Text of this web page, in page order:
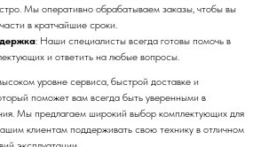
Мы оперативно обрабатываем заказы, чтобы вы
в кратчайшие сроки.
: Наши специалисты всегда готовы помочь в
и ответить на любые вопросы.
уровне сервиса, быстрой доставке и
поможет вам всегда быть уверенными в
Мы предлагаем широкий выбор комплектующих для
клиентам поддерживать свою технику в отличном